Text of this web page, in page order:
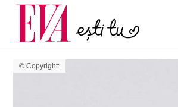
© Copyright:
Carieră
Actualitate